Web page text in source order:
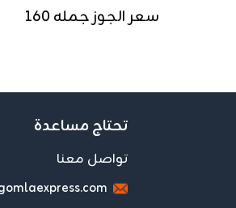
سعر الجوز جمله 160
تحتاج مساعدة
تواصل معنا